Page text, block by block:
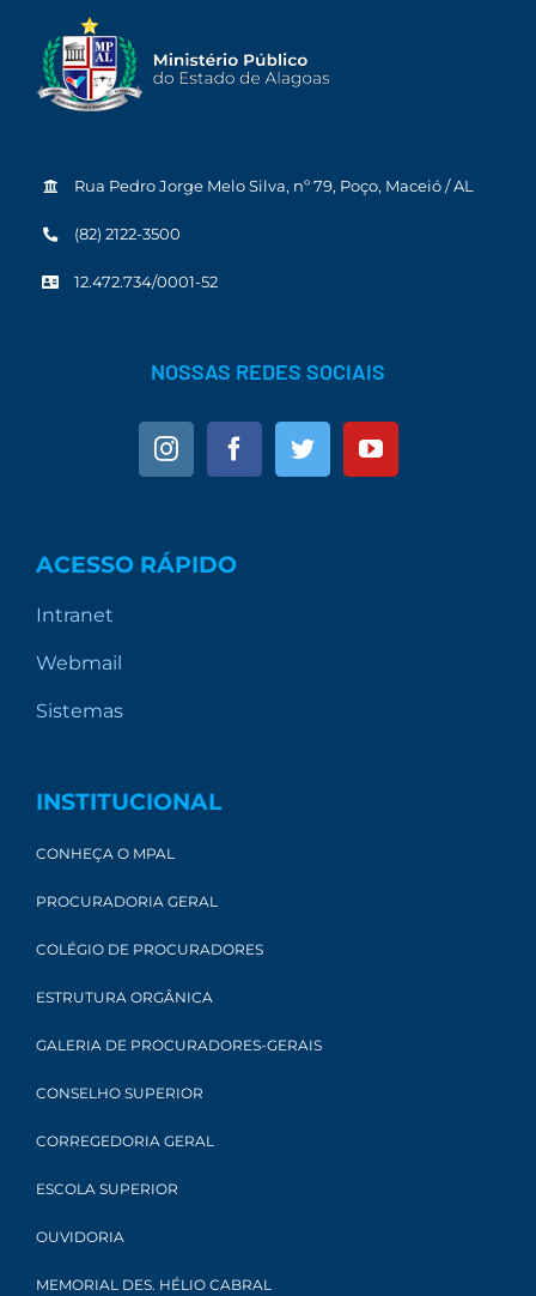
Rua Pedro Jorge Melo Silva, nº 79, Poço, Maceió / AL
(82) 2122-3500
12.472.734/0001-52
NOSSAS REDES SOCIAIS
ACESSO RÁPIDO
Intranet
Webmail
Sistemas
INSTITUCIONAL
CONHEÇA O MPAL
PROCURADORIA GERAL
COLÉGIO DE PROCURADORES
ESTRUTURA ORGÂNICA
GALERIA DE PROCURADORES-GERAIS
CONSELHO SUPERIOR
CORREGEDORIA GERAL
ESCOLA SUPERIOR
OUVIDORIA
MEMORIAL DES. HÉLIO CABRAL